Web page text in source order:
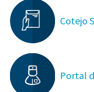
Cotejo
Portal